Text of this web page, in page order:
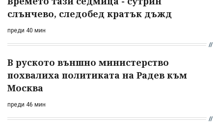
слънчево, следобед кратък дъжд
преди 40 мин
В руското външно министерство
похвалиха политиката на Радев към
Москва
преди 46 мин